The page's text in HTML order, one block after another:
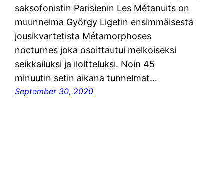
saksofonistin Parisienin Les Métanuits on
muunnelma György Ligetin ensimmäisestä
jousikvartetista Métamorphoses
nocturnes joka osoittautui melkoiseksi
seikkailuksi ja iloitteluksi. Noin 45
minuutin setin aikana tunnelmat…
September 30, 2020